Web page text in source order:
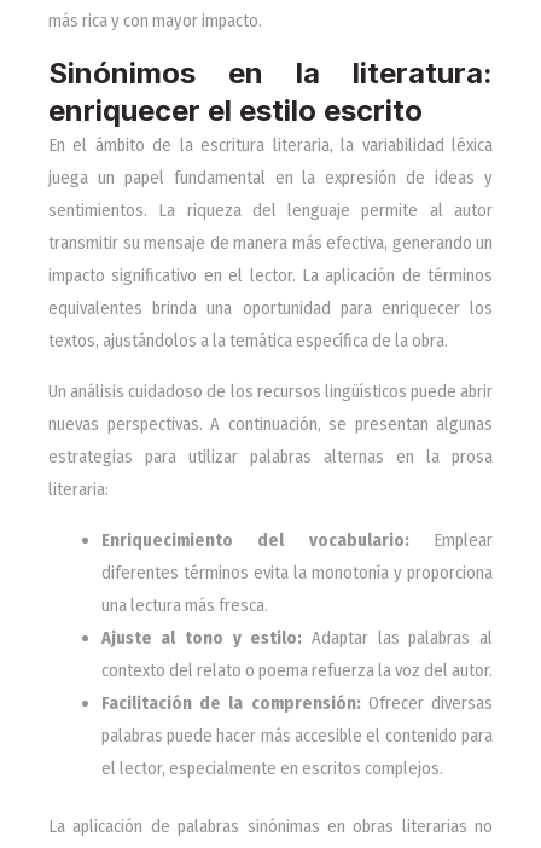
más rica y con mayor impacto.
Sinónimos en la literatura:
enriquecer el estilo escrito
En el ámbito de la escritura literaria, la variabilidad léxica
juega un papel fundamental en la expresión de ideas y
sentimientos. La riqueza del lenguaje permite al autor
transmitir su mensaje de manera más efectiva, generando un
impacto significativo en el lector. La aplicación de términos
equivalentes brinda una oportunidad para enriquecer los
textos, ajustándolos a la temática específica de la obra.
Un análisis cuidadoso de los recursos lingüísticos puede abrir
nuevas perspectivas. A continuación, se presentan algunas
estrategias para utilizar palabras alternas en la prosa
literaria:
Enriquecimiento del vocabulario:Emplear
diferentes términos evita la monotonía y proporciona
una lectura más fresca.
Ajuste al tono y estilo: Adaptar las palabras al
contexto del relato o poema refuerza la voz del autor.
Facilitación de la comprensión:Ofrecer diversas
palabras puede hacer más accesible el contenido para
el lector, especialmente en escritos complejos.
La aplicación de palabras sinónimas en obras literarias no